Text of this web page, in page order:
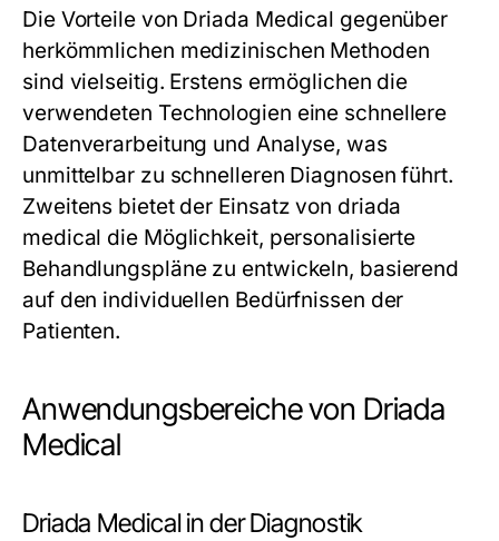
Die Vorteile von Driada Medical gegenüber
herkömmlichen medizinischen Methoden
sind vielseitig. Erstens ermöglichen die
verwendeten Technologien eine schnellere
Datenverarbeitung und Analyse, was
unmittelbar zu schnelleren Diagnosen führt.
Zweitens bietet der Einsatz von driada
medical die Möglichkeit, personalisierte
Behandlungspläne zu entwickeln, basierend
auf den individuellen Bedürfnissen der
Patienten.
Anwendungsbereiche von Driada
Medical
Driada Medical in der Diagnostik